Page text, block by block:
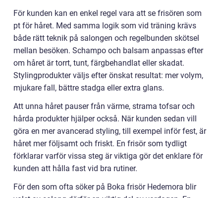
För kunden kan en enkel regel vara att se frisören som
pt för håret. Med samma logik som vid träning krävs
både rätt teknik på salongen och regelbunden skötsel
mellan besöken. Schampo och balsam anpassas efter
om håret är torrt, tunt, färgbehandlat eller skadat.
Stylingprodukter väljs efter önskat resultat: mer volym,
mjukare fall, bättre stadga eller extra glans.
Att unna håret pauser från värme, strama tofsar och
hårda produkter hjälper också. När kunden sedan vill
göra en mer avancerad styling, till exempel inför fest, är
håret mer följsamt och friskt. En frisör som tydligt
förklarar varför vissa steg är viktiga gör det enklare för
kunden att hålla fast vid bra rutiner.
För den som ofta söker på Boka frisör Hedemora blir